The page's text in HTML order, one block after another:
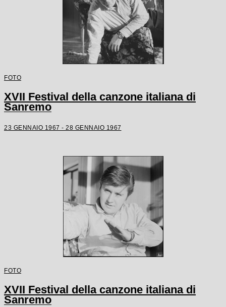
FOTO
XVII Festival della canzone italiana di
Sanremo
23 GENNAIO 1967 - 28 GENNAIO 1967
FOTO
XVII Festival della canzone italiana di
Sanremo